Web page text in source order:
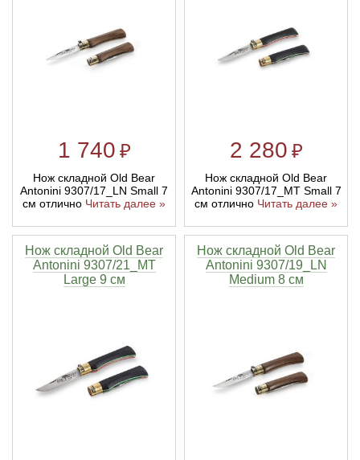
1 740 ₽
Нож складной Old Bear
Antonini 9307/17_LN Small 7
см отлично Читать далее »
2 280 ₽
Нож складной Old Bear
Antonini 9307/17_MT Small 7
см отлично Читать далее »
Нож складной Old Bear
Antonini 9307/21_MT
Large 9 см
Нож складной Old Bear
Antonini 9307/19_LN
Medium 8 см
Тетивы и тросы для арбалетов
Натяжители для арбалетов
Подставки для лука
Ремни и петли
Рукоятки для лука
Плечи для лука
Нагрудники
Краги для стрельбы
Перчатки для традиционных луков
Линейки для настройки лука
Инсерты для арбалетных стрел
Инсерты для лучных стрел
Стрелы для лука
Выниматели для стрел
Непальские кукри
Топоры
Топорики-томагавки
Ножи известных брендов
Метательные ножи
Охотничьи ножи
Механические точилки для ножей
Паста для полировки ножей